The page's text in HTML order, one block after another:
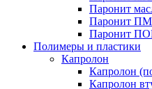
Паронит
Паронит
Паронит
Полимеры и пластики
Капролон
Капролон
Капролон